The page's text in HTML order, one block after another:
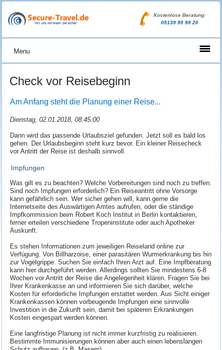
Kostenlose Beratung:
05139 95 99 20
Menu
Check vor Reisebeginn
Am Anfang steht die Planung einer Reise...
Dienstag, 02.01.2018, 08:45:00
Dann wird das passende Urlaubsziel gefunden. Jetzt soll es bald los
gehen. Der Urlaubsbeginn steht kurz bevor. Ein kleiner Reisecheck
vor Antritt der Reise ist deshalb sinnvoll.
Impfungen
Was gilt es zu beachten? Welche Vorbereitungen sind noch zu treffen.
Sind noch Impfungen erforderlich? Ein Reiseantritt ohne Vorsorge
kann gefährlich sein. Wer sicher gehen will, kann gerne die
Internetseite des Auswärtigen Amtes aufrufen, oder die ständige
Impfkommission beim Robert Koch Institut in Berlin kontaktieren,
ferner erteilen verschiedene Tropeninstitute oder auch Apotheker
Auskunft.
Es stehen Informationen zum jeweiligen Reiseland online zur
Verfügung. Von Billharzoise, einer parasitären Wurmerkrankung bis hin
zur Vogelgrippe. Suchen Sie einfach Ihren Arzt auf. Eine Impfberatung
kann hier durchgeführt werden. Allerdings sollten Sie mindestens 6-8
Wochen vor Antritt der Reise die Angelegenheit klären. Fragen Sie bei
Ihrer Krankenkasse an und informieren Sie sich darüber, welche
Kosten für erforderliche Impfungen erstattet werden. Aus Sicht einiger
Krankenkassen können vorbeugende Impfungen eine sinnvolle
Investition in die Zukunft sein, damit bei späteren Erkrankungen
Kosten eingespart werden können.
Eine langfristige Planung ist nicht immer kurzfristig zu realisieren.
Bestimmte Immunisierungen können aber auch einen lebenslangen